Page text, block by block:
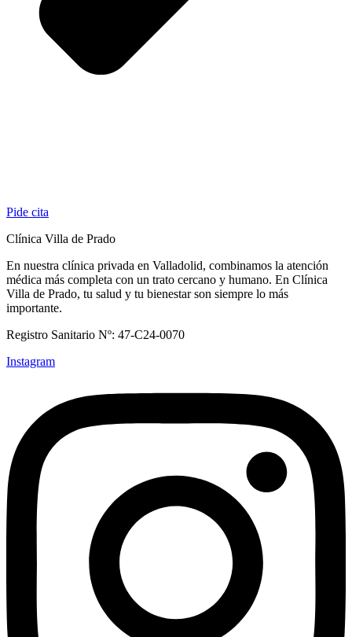
Pide cita
Clínica Villa de Prado
En nuestra clínica privada en Valladolid, combinamos la atención
médica más completa con un trato cercano y humano. En Clínica
Villa de Prado, tu salud y tu bienestar son siempre lo más
importante.
Registro Sanitario Nº: 47-C24-0070
Instagram